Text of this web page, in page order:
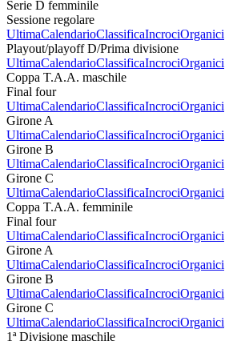
Serie D femminile
Sessione regolare
UltimaCalendarioClassificaIncrociOrganici
Playout/playoff D/Prima divisione
UltimaCalendarioClassificaIncrociOrganici
Coppa T.A.A. maschile
Final four
UltimaCalendarioClassificaIncrociOrganici
Girone A
UltimaCalendarioClassificaIncrociOrganici
Girone B
UltimaCalendarioClassificaIncrociOrganici
Girone C
UltimaCalendarioClassificaIncrociOrganici
Coppa T.A.A. femminile
Final four
UltimaCalendarioClassificaIncrociOrganici
Girone A
UltimaCalendarioClassificaIncrociOrganici
Girone B
UltimaCalendarioClassificaIncrociOrganici
Girone C
UltimaCalendarioClassificaIncrociOrganici
1ª Divisione maschile